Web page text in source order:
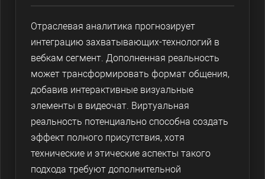
Отраслевая аналитика прогнозирует
интеграцию захватывающих-технологий в
вебкам сегмент. Дополненная реальность
может трансформировать формат общения,
добавив интерактивные визуальные
элементы в видеочат. Виртуальная
реальность потенциально способна создать
эффект полного присутствия, хотя
технические и этические аспекты такого
подхода требуют дополнительной